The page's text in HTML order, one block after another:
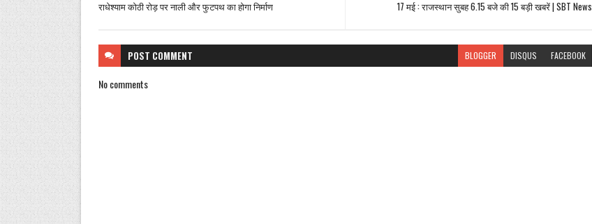
17 मई : राजस्थान सुबह 6.15 बजे की 15 बड़ी खबरें | SBT News
राधेश्याम कोठी रोड़ पर नाली और फुटपथ का होगा निर्माण
POST COMMENT BLOGGER DISQUS FACEBOOK
No comments